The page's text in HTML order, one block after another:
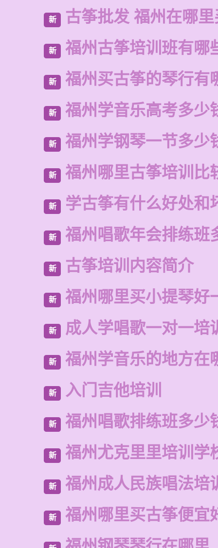
新 古筝批发 福州在哪
新 福州古筝培训班有哪
新 福州买古筝的琴行有
新 福州学音乐高考多少
新 福州学钢琴一节多少
新 福州哪里古筝培训比
新 学古筝有什么好处和
新 福州唱歌年会排练班
新 古筝培训内容简介
新 福州哪里买小提琴好
新 成人学唱歌一对一培
新 福州学音乐的地方在
新 入门吉他培训
新 福州唱歌排练班多少
新 福州尤克里里培训学
新 福州成人民族唱法培
新 福州哪里买古筝便宜